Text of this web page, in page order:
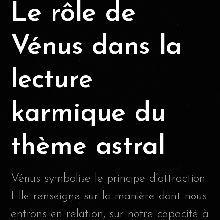
Le rôle de
Vénus dans la
lecture
karmique du
thème astral
Vénus symbolise le principe d’attraction.
Elle renseigne sur la manière dont nous
entrons en relation, sur notre capacité à